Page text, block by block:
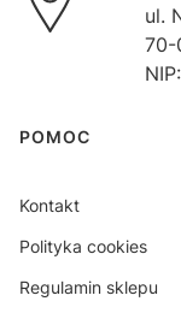
ul.
70-
Linki w stopce
POMOC
Kontakt
Polityka cookies
Regulamin sklepu